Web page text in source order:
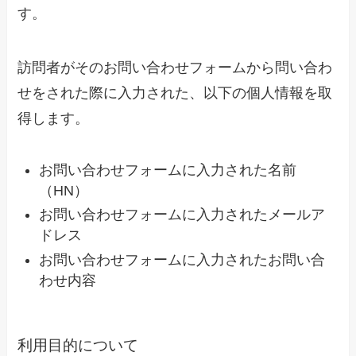
す。
訪問者がそのお問い合わせフォームから問い合わ
せをされた際に入力された、以下の個人情報を取
得します。
お問い合わせフォームに入力された名前
（HN）
お問い合わせフォームに入力されたメールア
ドレス
お問い合わせフォームに入力されたお問い合
わせ内容
利用目的について